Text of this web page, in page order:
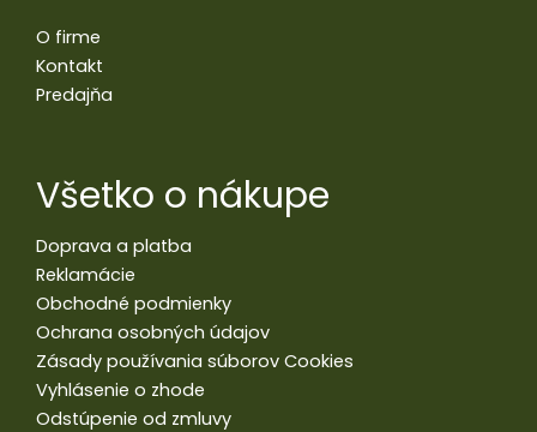
O firme
Kontakt
Predajňa
Všetko o nákupe
Doprava a platba
Reklamácie
Obchodné podmienky
Ochrana osobných údajov
Zásady používania súborov Cookies
Vyhlásenie o zhode
Odstúpenie od zmluvy